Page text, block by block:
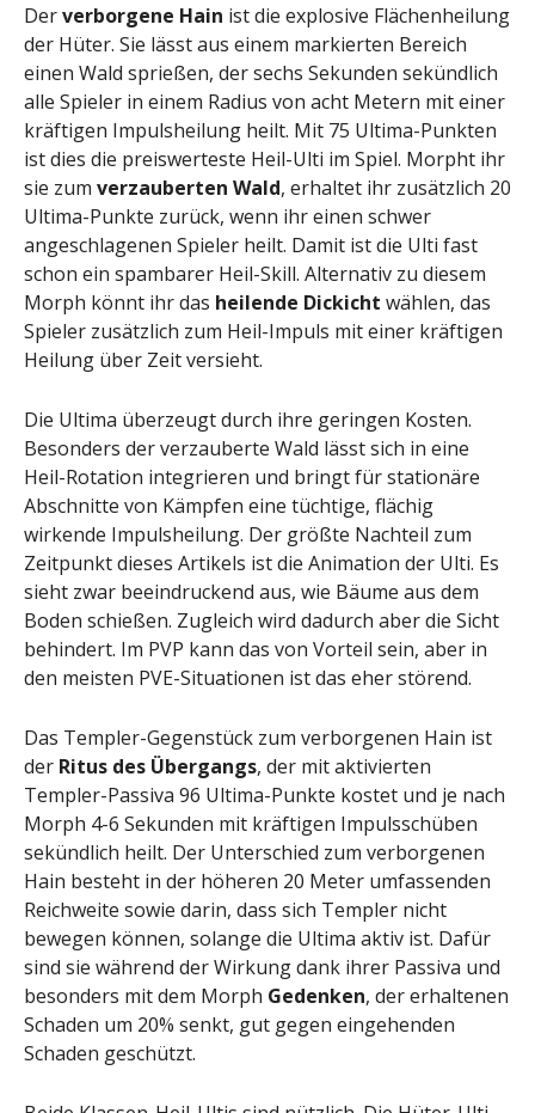
Derverborgene Hain ist die explosive Flächenheilung
der Hüter. Sie lässt aus einem markierten Bereich
einen Wald sprießen, der sechs Sekunden sekündlich
alle Spieler in einem Radius von acht Metern mit einer
kräftigen Impulsheilung heilt. Mit 75 Ultima-Punkten
ist dies die preiswerteste Heil-Ulti im Spiel. Morpht ihr
sie zum verzauberten Wald, erhaltet ihr zusätzlich 20
Ultima-Punkte zurück, wenn ihr einen schwer
angeschlagenen Spieler heilt. Damit ist die Ulti fast
schon ein spambarer Heil-Skill. Alternativ zu diesem
Morph könnt ihr das heilende Dickicht wählen, das
Spieler zusätzlich zum Heil-Impuls mit einer kräftigen
Heilung über Zeit versieht.
Die Ultima überzeugt durch ihre geringen Kosten.
Besonders der verzauberte Wald lässt sich in eine
Heil-Rotation integrieren und bringt für stationäre
Abschnitte von Kämpfen eine tüchtige, flächig
wirkende Impulsheilung. Der größte Nachteil zum
Zeitpunkt dieses Artikels ist die Animation der Ulti. Es
sieht zwar beeindruckend aus, wie Bäume aus dem
Boden schießen. Zugleich wird dadurch aber die Sicht
behindert. Im PVP kann das von Vorteil sein, aber in
den meisten PVE-Situationen ist das eher störend.
Das Templer-Gegenstück zum verborgenen Hain ist
der Ritus des Übergangs, der mit aktivierten
Templer-Passiva 96 Ultima-Punkte kostet und je nach
Morph 4-6 Sekunden mit kräftigen Impulsschüben
sekündlich heilt. Der Unterschied zum verborgenen
Hain besteht in der höheren 20 Meter umfassenden
Reichweite sowie darin, dass sich Templer nicht
bewegen können, solange die Ultima aktiv ist. Dafür
sind sie während der Wirkung dank ihrer Passiva und
besonders mit dem Morph Gedenken, der erhaltenen
Schaden um 20% senkt, gut gegen eingehenden
Schaden geschützt.